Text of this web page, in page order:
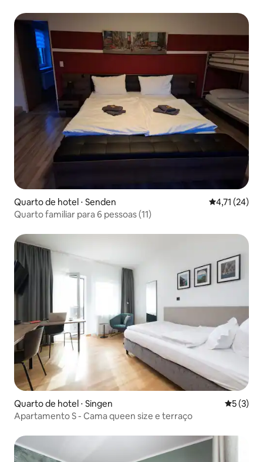
Quarto de hotel ⋅ Senden 4,71 de uma
4,71 (24)
Quarto familiar para 6 pessoas (11)
Quarto de hotel ⋅ Singen 5 de
5 (3)
Apartamento S - Cama queen size e terraço